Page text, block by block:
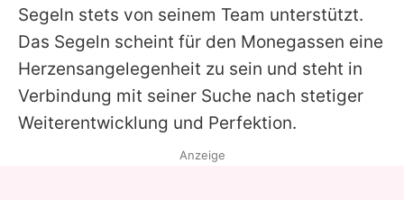
Segeln stets von seinem Team unterstützt.
Das Segeln scheint für den Monegassen eine
Herzensangelegenheit zu sein und steht in
Verbindung mit seiner Suche nach stetiger
Weiterentwicklung und Perfektion.
Anzeige